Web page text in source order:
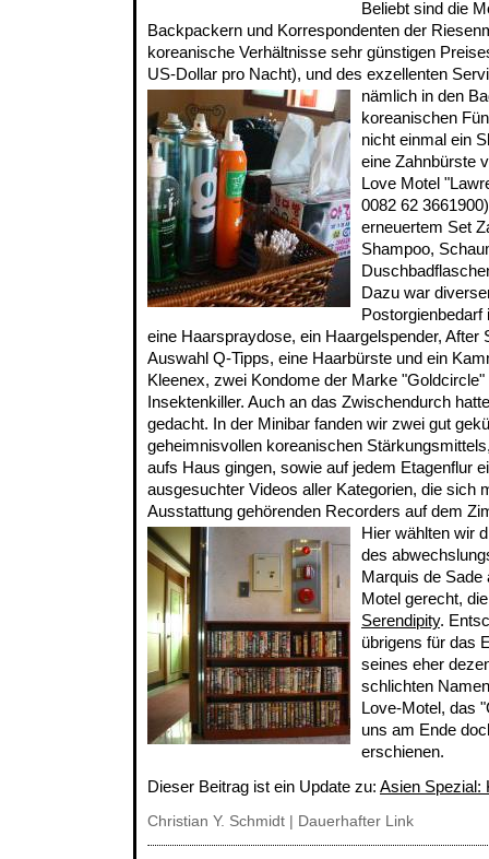
Beliebt sind die
Backpackern und Korrespondenten der
koreanische Verhältnisse sehr günstigen
US-Dollar pro Nacht), und des exzellenten
nämlich in den
koreanischen
nicht einmal ein
eine Zahnbürste
Love Motel
0082 62
erneuertem Set
Shampoo,
Dazu war
eine Haarspraydose, ein Haargelspender, After
Auswahl Q-Tipps, eine Haarbürste und ein
Kleenex, zwei Kondome der Marke
Insektenkiller. Auch an das Zwischendurch
gedacht. In der Minibar fanden wir zwei gut
geheimnisvollen koreanischen
aufs Haus gingen, sowie auf jedem Etagenflur
ausgesuchter Videos aller Kategorien, die sich
Ausstattung gehörenden Recorders auf dem
Hier wählten wir
des
Marquis de
Motel gerecht,
Serendipity.
übrigens für das
seines eher
schlichten
Love-Motel, das
uns am Ende
erschienen.
Dieser Beitrag ist ein Update zu: Asien Spezial:
Christian Y. Schmidt | Dauerhafter Link